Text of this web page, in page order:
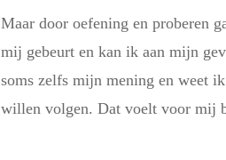
Maar door oefening en proberen
mij gebeurt en kan ik aan mijn
soms zelfs mijn mening en weet
willen volgen. Dat voelt voor mij